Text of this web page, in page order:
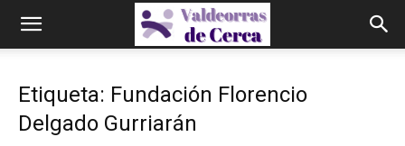
Etiqueta: Fundación Florencio
Delgado Gurriarán